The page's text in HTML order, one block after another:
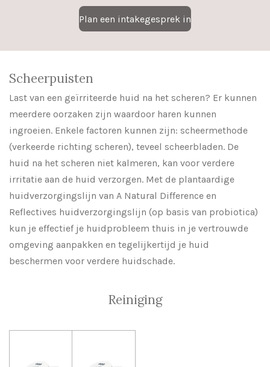
Plan een intakegesprek in
Scheerpuisten
Last van een geïrriteerde huid na het scheren? Er kunnen
meerdere oorzaken zijn waardoor haren kunnen
ingroeien. Enkele factoren kunnen zijn: scheermethode
(verkeerde richting scheren), teveel scheerbladen. De
huid na het scheren niet kalmeren, kan voor verdere
irritatie aan de huid verzorgen. Met de plantaardige
huidverzorgingslijn van A Natural Difference en
Reflectives huidverzorgingslijn (op basis van probiotica)
kun je effectief je huidprobleem thuis in je vertrouwde
omgeving aanpakken en tegelijkertijd je huid
beschermen voor verdere huidschade.
Reiniging